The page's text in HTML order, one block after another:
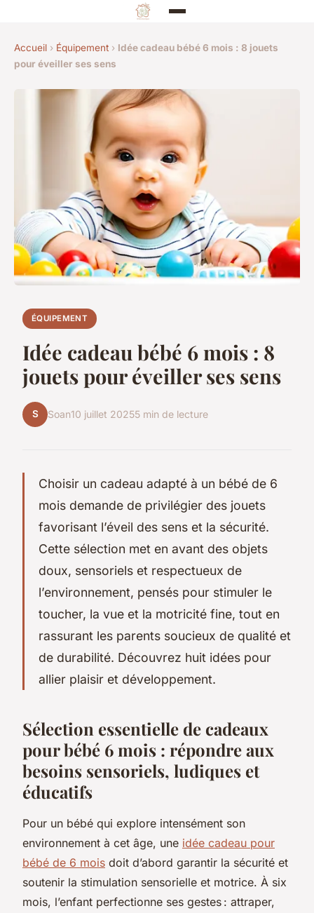
Accueil › Équipement › Idée cadeau bébé 6 mois : 8 jouets
pour éveiller ses sens
ÉQUIPEMENT
Idée cadeau bébé 6 mois : 8
jouets pour éveiller ses sens
S Soan10 juillet 20255 min de lecture
Choisir un cadeau adapté à un bébé de 6
mois demande de privilégier des jouets
favorisant l’éveil des sens et la sécurité.
Cette sélection met en avant des objets
doux, sensoriels et respectueux de
l’environnement, pensés pour stimuler le
toucher, la vue et la motricité fine, tout en
rassurant les parents soucieux de qualité et
de durabilité. Découvrez huit idées pour
allier plaisir et développement.
Sélection essentielle de cadeaux
pour bébé 6 mois : répondre aux
besoins sensoriels, ludiques et
éducatifs
Pour un bébé qui explore intensément son
environnement à cet âge, une idée cadeau pour
bébé de 6 mois doit d’abord garantir la sécurité et
soutenir la stimulation sensorielle et motrice. À six
mois, l’enfant perfectionne ses gestes : attraper,